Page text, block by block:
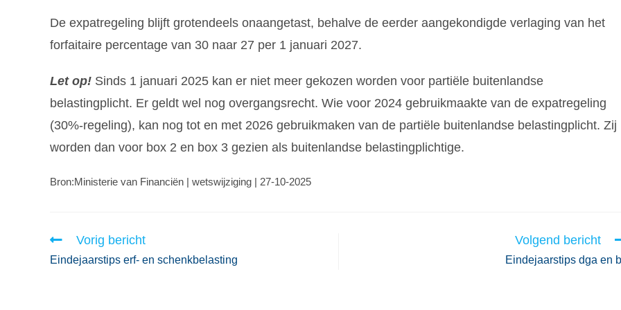
De expatregeling blijft grotendeels onaangetast, behalve de eerder aangekondigde verlaging van het
forfaitaire percentage van 30 naar 27 per 1 januari 2027.
Let op! Sinds 1 januari 2025 kan er niet meer gekozen worden voor partiële buitenlandse
belastingplicht. Er geldt wel nog overgangsrecht. Wie voor 2024 gebruikmaakte van de expatregeling
(30%-regeling), kan nog tot en met 2026 gebruikmaken van de partiële buitenlandse belastingplicht. Zij
worden dan voor box 2 en box 3 gezien als buitenlandse belastingplichtige.
Bron:Ministerie van Financiën | wetswijziging | 27-10-2025
Vorig bericht
Eindejaarstips erf- en schenkbelasting
Volgend bericht
Eindejaarstips dga en